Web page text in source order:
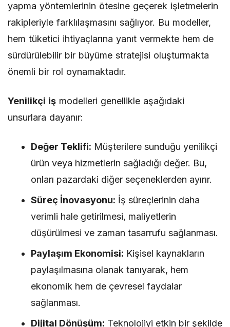
yapma yöntemlerinin ötesine geçerek işletmelerin
rakipleriyle farklılaşmasını sağlıyor. Bu modeller,
hem tüketici ihtiyaçlarına yanıt vermekte hem de
sürdürülebilir bir büyüme stratejisi oluşturmakta
önemli bir rol oynamaktadır.
Yenilikçi işmodelleri genellikle aşağıdaki
unsurlara dayanır:
Değer Teklifi: Müşterilere sunduğu yenilikçi
ürün veya hizmetlerin sağladığı değer. Bu,
onları pazardaki diğer seçeneklerden ayırır.
Süreç İnovasyonu: İş süreçlerinin daha
verimli hale getirilmesi, maliyetlerin
düşürülmesi ve zaman tasarrufu sağlanması.
Paylaşım Ekonomisi: Kişisel kaynakların
paylaşılmasına olanak tanıyarak, hem
ekonomik hem de çevresel faydalar
sağlanması.
Dijital Dönüşüm: Teknolojiyi etkin bir şekilde